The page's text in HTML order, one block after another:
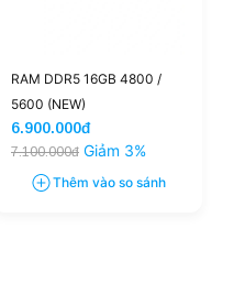
RAM DDR5 16GB 4800 /
5600 (NEW)
6.900.000đ
7.100.000đ Giảm 3%
Thêm vào so sánh